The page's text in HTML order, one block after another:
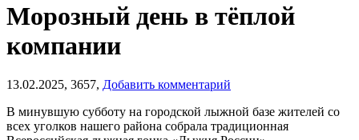
Морозный день в тёплой
компании
13.02.2025, 3657, Добавить комментарий
В минувшую субботу на городской лыжной базе жителей со
всех уголков нашего района собрала традиционная